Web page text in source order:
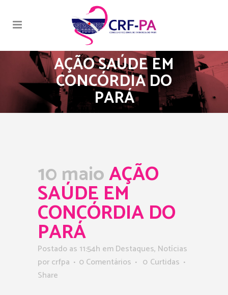
AÇÃO SAÚDE EM
CONCÓRDIA DO
PARÁ
10 maioAÇÃO
SAÚDE EM
CONCÓRDIA DO
PARÁ
Postado as 11:54h emDestaques, Notícias
porcrfpa 0 Comentários 0 Curtidas
Share